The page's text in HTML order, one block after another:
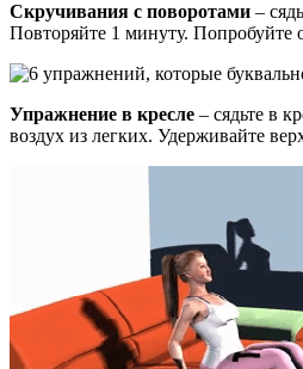
Скручивания с поворотами –
Повторяйте 1 минуту. Попробуйте
Упражнение в кресле – сядьте в
воздух из легких. Удерживайте